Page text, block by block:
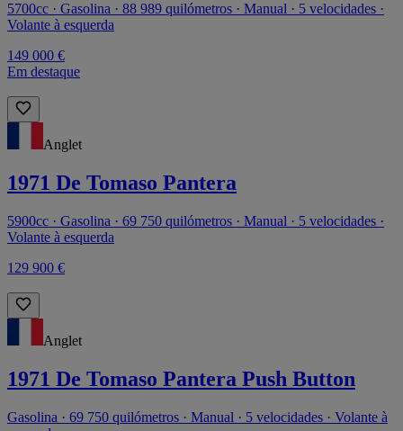
5700cc · Gasolina · 88 989 quilómetros · Manual · 5 velocidades ·
Volante à esquerda
149 000 €
Em destaque
Anglet
1971 De Tomaso Pantera
5900cc · Gasolina · 69 750 quilómetros · Manual · 5 velocidades ·
Volante à esquerda
129 900 €
Anglet
1971 De Tomaso Pantera Push Button
Gasolina · 69 750 quilómetros · Manual · 5 velocidades · Volante à